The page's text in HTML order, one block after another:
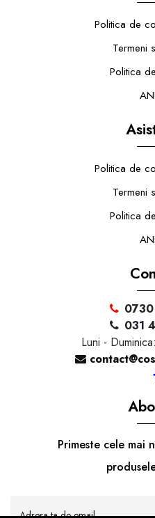
Politica de
Termeni
Politica
Politica de
Termeni
Politica
031
Luni -
Primeste cele mai